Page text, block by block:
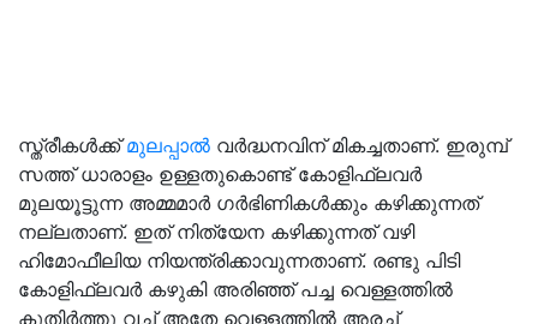
സ്ത്രീകൾക്ക്മുലപ്പാൽ വർദ്ധനവിന് മികച്ചതാണ്. ഇരുമ്പ്
സത്ത് ധാരാളം ഉള്ളതുകൊണ്ട് കോളിഫ്ലവർ
മുലയൂട്ടുന്ന അമ്മമാർ ഗർഭിണികൾക്കും കഴിക്കുന്നത്
നല്ലതാണ്. ഇത് നിത്യേന കഴിക്കുന്നത് വഴി
ഹിമോഫീലിയ നിയന്ത്രിക്കാവുന്നതാണ്. രണ്ടു പിടി
കോളിഫ്ലവർ കഴുകി അരിഞ്ഞ് പച്ച വെള്ളത്തിൽ
കുതിർത്തു വച്ച് അതേ വെള്ളത്തിൽ അരച്ച്